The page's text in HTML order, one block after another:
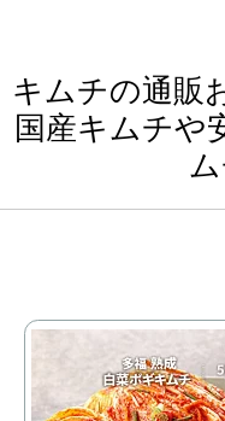
キムチの通販
国産キムチや